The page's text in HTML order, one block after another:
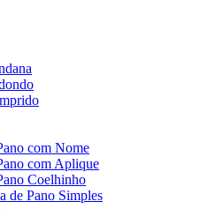
com Nome
com Aplique
Coelhinho
de Pano Simples